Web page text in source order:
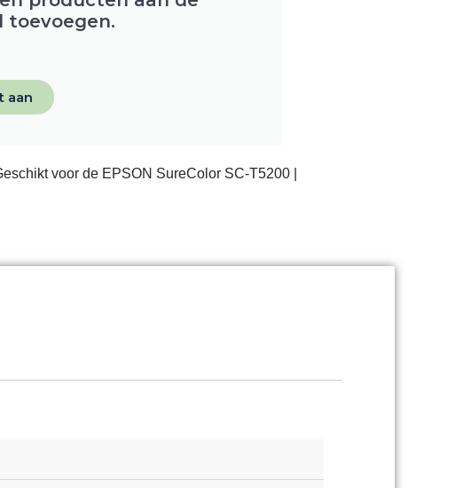
toevoegen.
aan
voor de EPSON SureColor SC-T5200 |